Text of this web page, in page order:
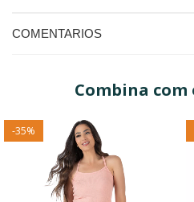
COMENTARIOS
Combina com
-35%